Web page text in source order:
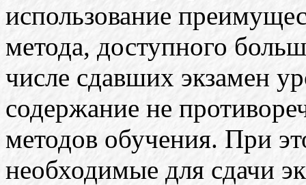
использование
метода, доступного
числе сдавших экзамен
содержание не
методов обучения. При
необходимые для сдачи